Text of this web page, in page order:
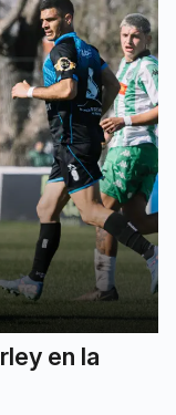
en la